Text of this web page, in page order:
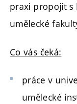
praxi propojit s
umělecké
Co vás čeká:
práce v
umělecké